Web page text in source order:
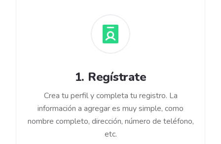
1. Regístrate
Crea tu perfil y completa tu registro. La
información a agregar es muy simple, como
nombre completo, dirección, número de teléfono,
etc.